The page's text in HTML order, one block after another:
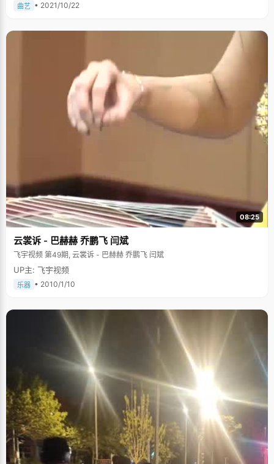
曲艺 • 2021/10/22
08:25
云裳诉 - 巴赫赫 乔鹏飞 闫斌
飞宇视频 第49期, 云裳诉 - 巴赫赫 乔鹏飞 闫斌
UP主: 飞宇视频
乐器 • 2010/1/10